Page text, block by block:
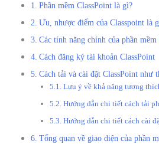
Phần mềm ClassPoint là gì?
Ưu, nhược điểm của Classpoint là
Các tính năng chính của phần
Cách đăng ký tài khoản ClassPoint
Cách tải và cài đặt ClassPoint như
Lưu ý về khả năng tương
Hướng dẫn chi tiết cách tải
Hướng dẫn chi tiết cách cài
Tổng quan về giao diện của phần